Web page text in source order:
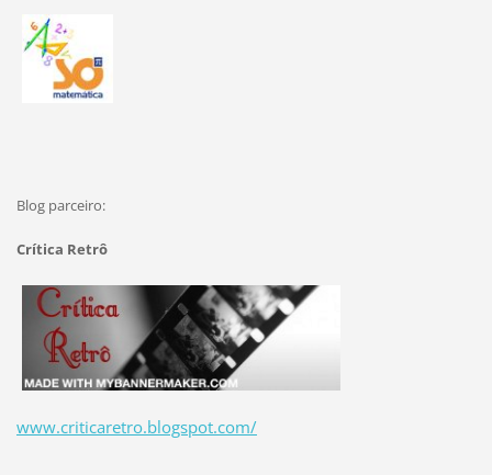
Blog parceiro:
Crítica Retrô
www.criticaretro.blogspot.com/